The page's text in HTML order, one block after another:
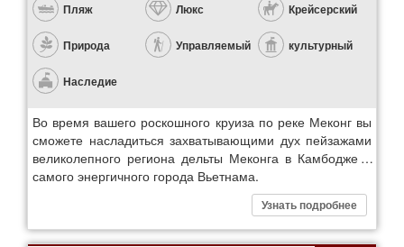
Пляж Люкс Крейсерский
Природа Управляемый культурный
Наследие
Во время вашего роскошного круиза по реке Меконг вы
сможете насладиться захватывающими дух пейзажами
великолепного региона дельты Меконга в Камбодже и
самого энергичного города Вьетнама.
Узнать подробнее